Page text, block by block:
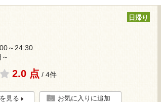
日帰り
～24:30
2.0 点 / 4件
見る お気に入りに追加